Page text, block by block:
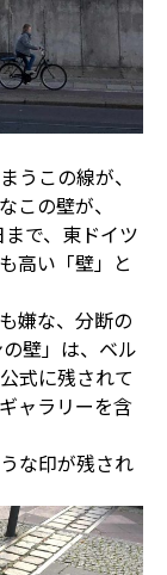
うこの線が、
この壁が、
で、東ドイツ
高い「壁」と
嫌な、分断の
壁」は、ベル
式に残されて
ャラリーを含
な印が残され